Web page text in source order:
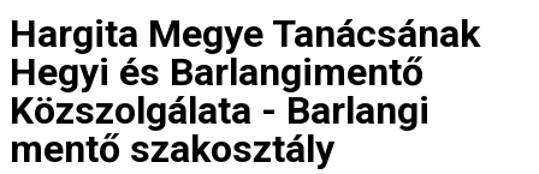
Hargita Megye Tanácsának
Hegyi és Barlangimentő
Közszolgálata - Barlangi
mentő szakosztály